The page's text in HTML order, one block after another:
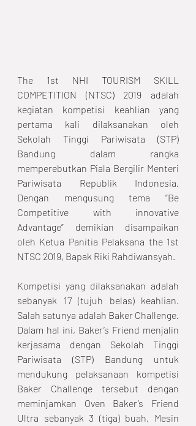
The 1st NHI TOURISM SKILL
COMPETITION (NTSC) 2019 adalah
kegiatan kompetisi keahlian yang
pertama kali dilaksanakan oleh
Sekolah Tinggi Pariwisata (STP)
Bandung dalam rangka
memperebutkan Piala Bergilir Menteri
Pariwisata Republik Indonesia.
Dengan mengusung tema “Be
Competitive with innovative
Advantage” demikian disampaikan
oleh Ketua Panitia Pelaksana the 1st
NTSC 2019, Bapak Riki Rahdiwansyah.
Kompetisi yang dilaksanakan adalah
sebanyak 17 (tujuh belas) keahlian.
Salah satunya adalah Baker Challenge.
Dalam hal ini, Baker’s Friend menjalin
kerjasama dengan Sekolah Tinggi
Pariwisata (STP) Bandung untuk
mendukung pelaksanaan kompetisi
Baker Challenge tersebut dengan
meminjamkan Oven Baker’s Friend
Ultra sebanyak 3 (tiga) buah, Mesin